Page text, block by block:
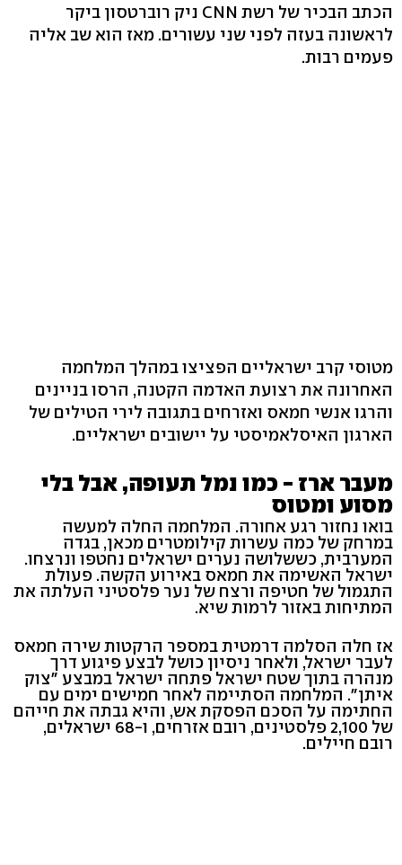
הכתב הבכיר של רשת CNN ניק רוברטסון ביקר
לראשונה בעזה לפני שני עשורים. מאז הוא שב אליה
פעמים רבות.
מטוסי קרב ישראליים הפציצו במהלך המלחמה
האחרונה את רצועת האדמה הקטנה, הרסו בניינים
והרגו אנשי חמאס ואזרחים בתגובה לירי הטילים של
הארגון האיסלאמיסטי על יישובים ישראליים.
מעבר ארז - כמו נמל תעופה, אבל בלי
מסוע ומטוס
בואו נחזור רגע אחורה. המלחמה החלה למעשה
במרחק של כמה עשרות קילומטרים מכאן, בגדה
המערבית, כששלושה נערים ישראלים נחטפו ונרצחו.
ישראל האשימה את חמאס באירוע הקשה. פעולת
התגמול של חטיפה ורצח של נער פלסטיני העלתה את
המתיחות באזור לרמות שיא.
אז חלה הסלמה דרמטית במספר הרקטות שירה חמאס
לעבר ישראל, ולאחר ניסיון כושל לבצע פיגוע דרך
מנהרה בתוך שטח ישראל פתחה ישראל במבצע "צוק
איתן". המלחמה הסתיימה לאחר חמישים ימים עם
החתימה על הסכם הפסקת אש, והיא גבתה את חייהם
של 2,100 פלסטינים, רובם אזרחים, ו-68 ישראלים,
רובם חיילים.